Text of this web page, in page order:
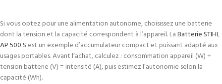
Si vous optez pour une alimentation autonome, choisissez une batterie
dont la tension et la capacité correspondent à l’appareil. LaBatterie STIHL
AP 500 S est un exemple d’accumulateur compact et puissant adapté aux
usages portables. Avant l’achat, calculez : consommation appareil (W) ÷
tension batterie (V) = intensité (A), puis estimez l’autonomie selon la
capacité (Wh).